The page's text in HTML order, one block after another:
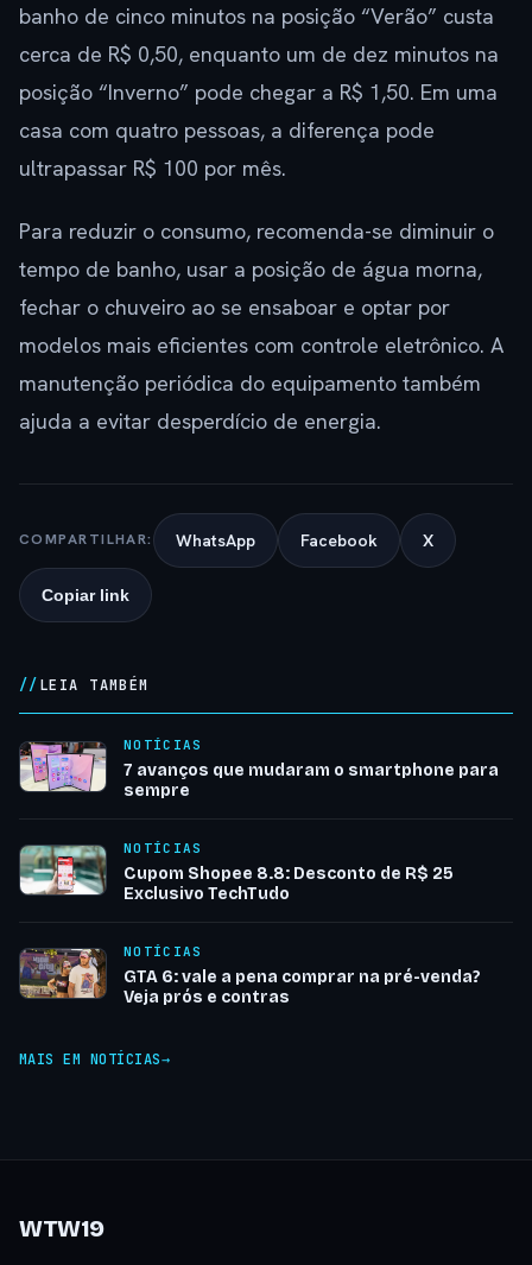
banho de cinco minutos na posição “Verão” custa
cerca de R$ 0,50, enquanto um de dez minutos na
posição “Inverno” pode chegar a R$ 1,50. Em uma
casa com quatro pessoas, a diferença pode
ultrapassar R$ 100 por mês.
Para reduzir o consumo, recomenda-se diminuir o
tempo de banho, usar a posição de água morna,
fechar o chuveiro ao se ensaboar e optar por
modelos mais eficientes com controle eletrônico. A
manutenção periódica do equipamento também
ajuda a evitar desperdício de energia.
COMPARTILHAR: WhatsApp Facebook X
Copiar link
LEIA TAMBÉM
NOTÍCIAS
7 avanços que mudaram o smartphone para
sempre
NOTÍCIAS
Cupom Shopee 8.8: Desconto de R$ 25
Exclusivo TechTudo
NOTÍCIAS
GTA 6: vale a pena comprar na pré-venda?
Veja prós e contras
MAIS EM NOTÍCIAS
WTW19